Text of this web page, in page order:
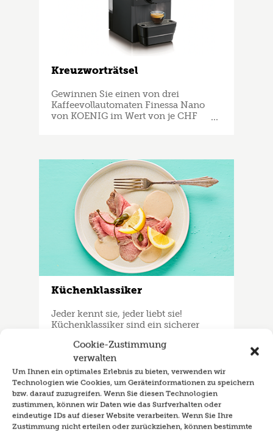
Cookie-Zustimmung
verwalten
Um Ihnen ein optimales Erlebnis zu bieten, verwenden wir
Technologien wie Cookies, um Geräteinformationen zu speichern
bzw. darauf zuzugreifen. Wenn Sie diesen Technologien
zustimmen, können wir Daten wie das Surfverhalten oder
eindeutige IDs auf dieser Website verarbeiten. Wenn Sie Ihre
Zustimmung nicht erteilen oder zurückziehen, können bestimmte
Kreuzworträtsel
Gewinnen Sie einen von drei
Kaffeevollautomaten Finessa Nano
von KOENIG im Wert von je CHF
Küchenklassiker
Jeder kennt sie, jeder liebt sie!
Küchenklassiker sind ein sicherer